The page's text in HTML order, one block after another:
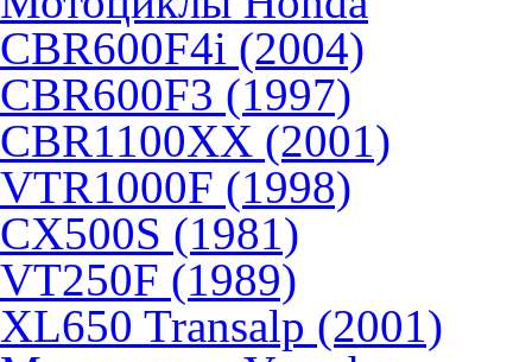
CBR600F4i (2004)
CBR600F3 (1997)
CBR1100XX (2001)
VTR1000F (1998)
CX500S (1981)
VT250F (1989)
XL650 Transalp (2001)